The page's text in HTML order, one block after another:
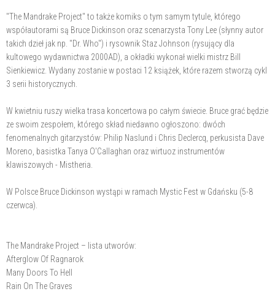
"The Mandrake Project" to także komiks o tym samym tytule, którego
współautorami są Bruce Dickinson oraz scenarzysta Tony Lee (słynny autor
takich dzieł jak np. "Dr. Who") i rysownik Staz Johnson (rysujący dla
kultowego wydawnictwa 2000AD), a okładki wykonał wielki mistrz Bill
Sienkiewicz. Wydany zostanie w postaci 12 książek, które razem stworzą cykl
3 serii historycznych.
W kwietniu ruszy wielka trasa koncertowa po całym świecie. Bruce grać będzie
ze swoim zespołem, którego skład niedawno ogłoszono: dwóch
fenomenalnych gitarzystów: Philip Naslund i Chris Declercq, perkusista Dave
Moreno, basistka Tanya O'Callaghan oraz wirtuoz instrumentów
klawiszowych - Mistheria.
W Polsce Bruce Dickinson wystąpi w ramach Mystic Fest w Gdańsku (5-8
czerwca).
The Mandrake Project – lista utworów:
Afterglow Of Ragnarok
Many Doors To Hell
Rain On The Graves